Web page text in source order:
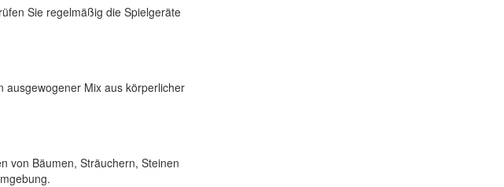
Sie regelmäßig die Spielgeräte
ausgewogener Mix aus körperlicher
von Bäumen, Sträuchern, Steinen